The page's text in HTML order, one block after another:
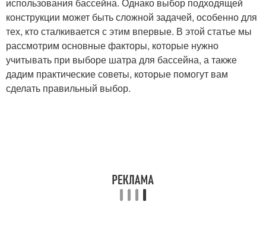
конструкции может быть сложной задачей, особенно для
тех, кто сталкивается с этим впервые. В этой статье мы
рассмотрим основные факторы, которые нужно
учитывать при выборе шатра для бассейна, а также
дадим практические советы, которые помогут вам
сделать правильный выбор.